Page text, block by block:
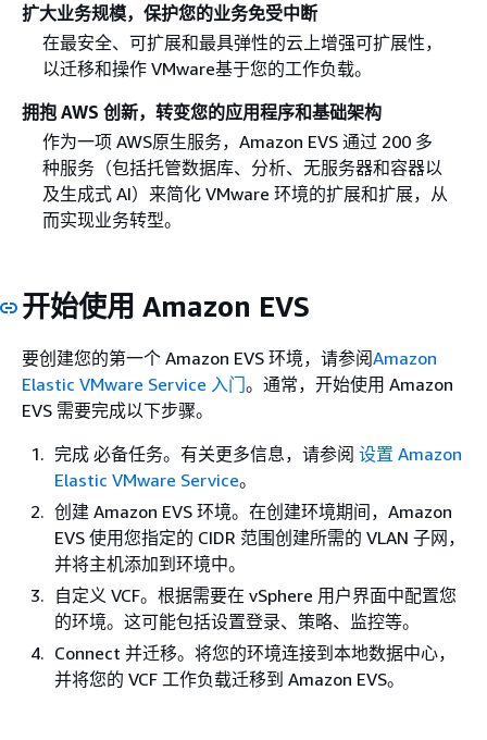
扩大业务规模，保护您的业务免受中断
在最安全、可扩展和最具弹性的云上增强可扩展性，
以迁移和操作 VMware基于您的工作负载。
拥抱 AWS 创新，转变您的应用程序和基础架构
作为一项 AWS原生服务，Amazon EVS 通过 200 多
种服务（包括托管数据库、分析、无服务器和容器以
及生成式 AI）来简化 VMware 环境的扩展和扩展，从
而实现业务转型。
开始使用 Amazon EVS
要创建您的第一个 Amazon EVS 环境，请参阅Amazon
Elastic VMware Service 入门。通常，开始使用 Amazon
EVS 需要完成以下步骤。
完成 必备任务。有关更多信息，请参阅 设置 Amazon
Elastic VMware Service。
创建 Amazon EVS 环境。在创建环境期间，Amazon
EVS 使用您指定的 CIDR 范围创建所需的 VLAN 子网，
并将主机添加到环境中。
自定义 VCF。根据需要在 vSphere 用户界面中配置您
的环境。这可能包括设置登录、策略、监控等。
Connect 并迁移。将您的环境连接到本地数据中心，
并将您的 VCF 工作负载迁移到 Amazon EVS。